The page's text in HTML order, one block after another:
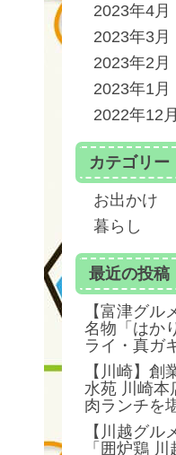
2023年4月
2023年3月
2023年2月
2023年1月
2022年12月
カテゴリー
お出かけ
暮らし
最近の投稿
【富津グ
名物「はか
ライ・真ガ
【川崎】創
水苑 川崎本
肉ランチを
【川越グル
「囲炉鶏